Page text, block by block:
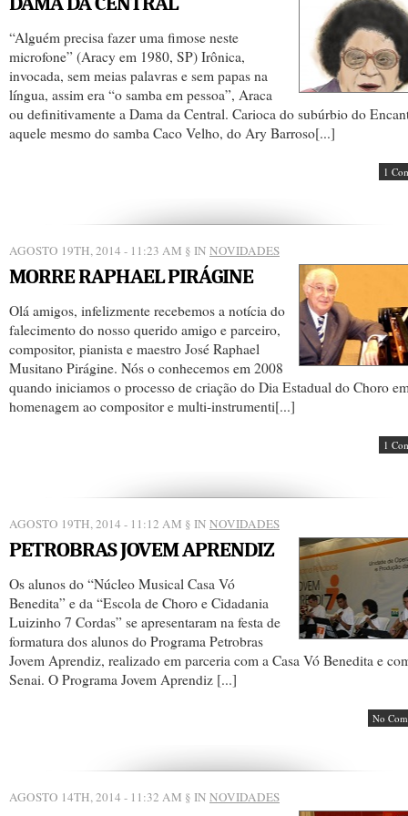
“Alguém precisa fazer uma fimose neste
microfone” (Aracy em 1980, SP) Irônica,
invocada, sem meias palavras e sem papas na
língua, assim era “o samba em pessoa”, Araca
ou definitivamente a Dama da Central. Carioca do subúrbio do
aquele mesmo do samba Caco Velho, do Ary Barroso[...]
1
AGOSTO 19TH, 2014 - 11:23 AM § IN NOVIDADES
MORRE RAPHAEL PIRÁGINE
Olá amigos, infelizmente recebemos a notícia do
falecimento do nosso querido amigo e parceiro,
compositor, pianista e maestro José Raphael
Musitano Pirágine. Nós o conhecemos em 2008
quando iniciamos o processo de criação do Dia Estadual do Choro
homenagem ao compositor e multi-instrumenti[...]
1
AGOSTO 19TH, 2014 - 11:12 AM § IN NOVIDADES
PETROBRAS JOVEM APRENDIZ
Os alunos do “Núcleo Musical Casa Vó
Benedita” e da “Escola de Choro e Cidadania
Luizinho 7 Cordas” se apresentaram na festa de
formatura dos alunos do Programa Petrobras
Jovem Aprendiz, realizado em parceria com a Casa Vó Benedita e
Senai. O Programa Jovem Aprendiz [...]
No
AGOSTO 14TH, 2014 - 11:32 AM § IN NOVIDADES